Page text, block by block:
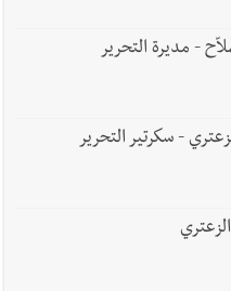
- مديرة التحرير
- سكرتير التحرير